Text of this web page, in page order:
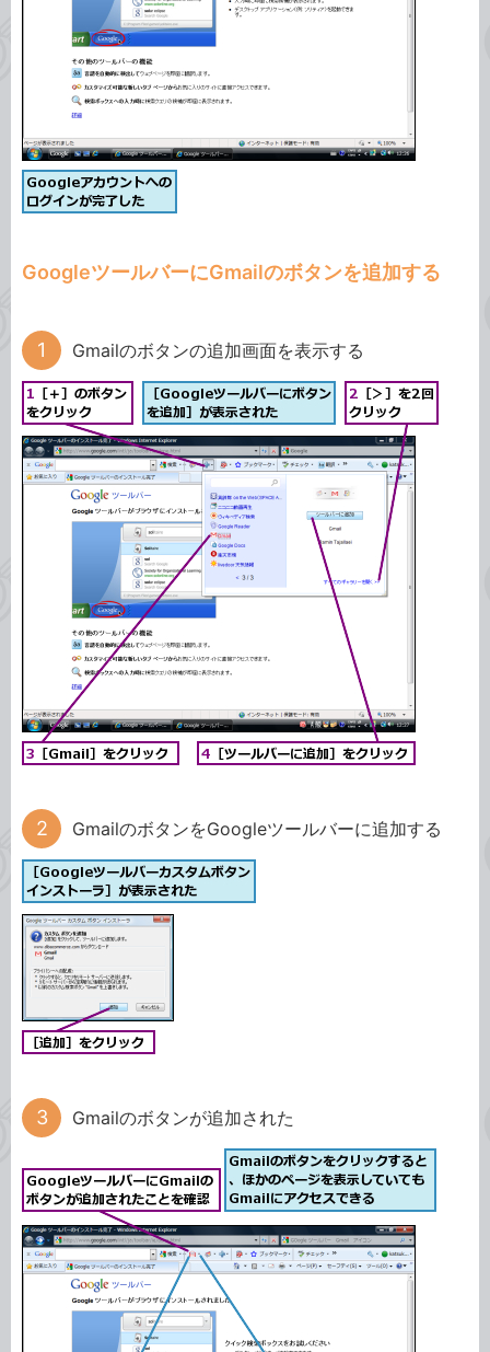
GoogleツールバーにGmailのボタンを追加する
Gmailのボタンの追加画面を表示する
GmailのボタンをGoogleツールバーに追加する
Gmailのボタンが追加された